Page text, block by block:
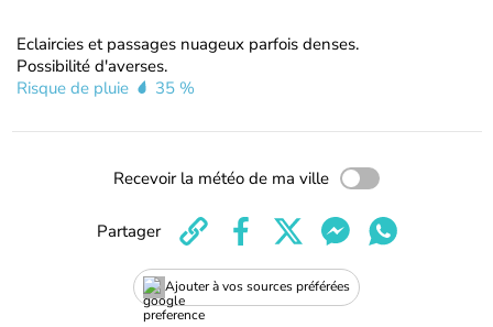
Eclaircies et passages nuageux parfois denses.
Possibilité d'averses.
Risque de pluie
35 %
Recevoir la météo de ma ville
Ajouter à vos sources préférées
Partager